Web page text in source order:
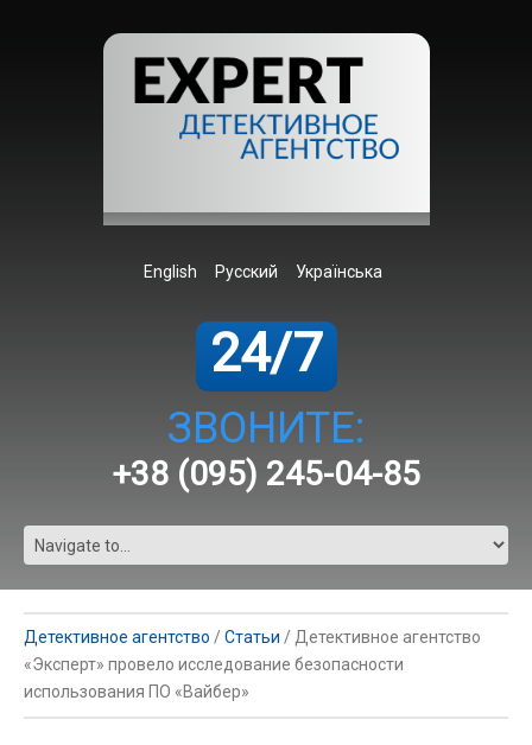
English Русский Українська
24/7
ЗВОНИТЕ:
+38 (095) 245-04-85
Детективное агентство /Статьи /Детективное агентство
«Эксперт» провело исследование безопасности
использования ПО «Вайбер»